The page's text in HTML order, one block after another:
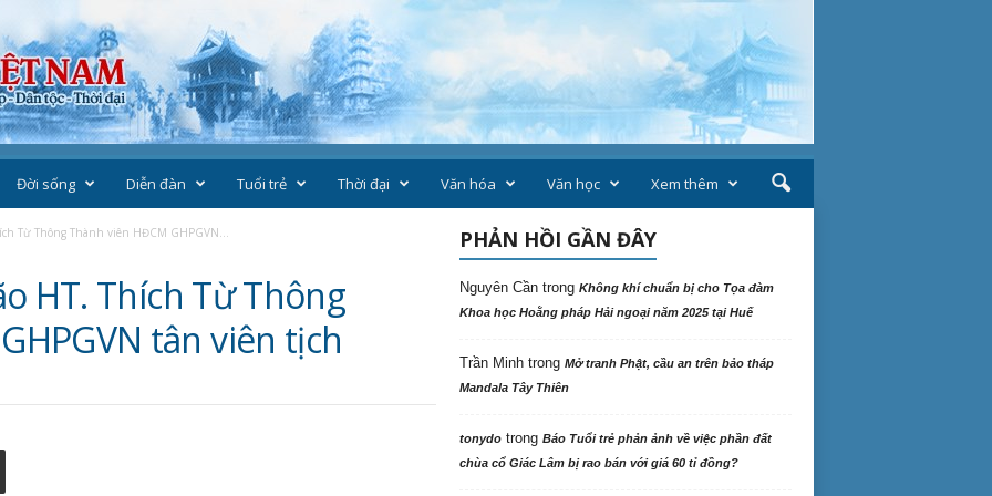
Đời sống Diễn đàn Tuổi trẻ Thời đại Văn hóa Văn học Xem thêm
Từ Thông Thành viên HĐCM GHPGVN...
HT. Thích Từ Thông
tân viên tịch
PHẢN HỒI GẦN ĐÂY
Nguyên Cầntrong Không khí chuẩn bị cho Tọa đàm
Khoa học Hoằng pháp Hải ngoại năm 2025 tại Huế
Trần Minhtrong Mở tranh Phật, cầu an trên bảo tháp
Mandala Tây Thiên
tonydotrong Báo Tuổi trẻ phản ảnh về việc phần đất
chùa cổ Giác Lâm bị rao bán với giá 60 tỉ đồng?